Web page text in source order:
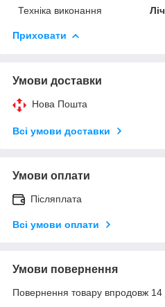
Техніка виконання
Приховати
Умови доставки
Нова Пошта
Всі умови доставки
Умови оплати
Післяплата
Всі умови оплати
Умови повернення
Повернення товару впродовж 14